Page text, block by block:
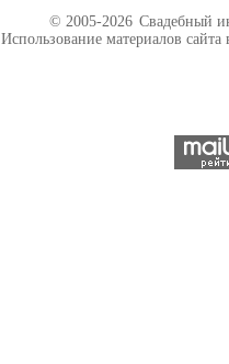
© 2005-2026 Свадебный
Использование материалов